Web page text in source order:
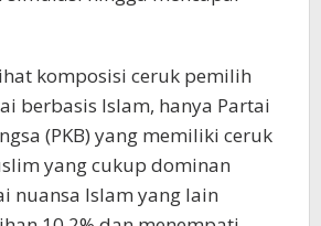
komposisi ceruk pemilih
berbasis Islam, hanya Partai
(PKB) yang memiliki ceruk
yang cukup dominan
nuansa Islam yang lain